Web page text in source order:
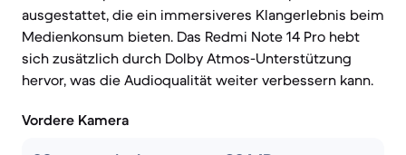
ausgestattet, die ein immersiveres Klangerlebnis beim
Medienkonsum bieten. Das Redmi Note 14 Pro hebt
sich zusätzlich durch Dolby Atmos-Unterstützung
hervor, was die Audioqualität weiter verbessern kann.
Vordere Kamera